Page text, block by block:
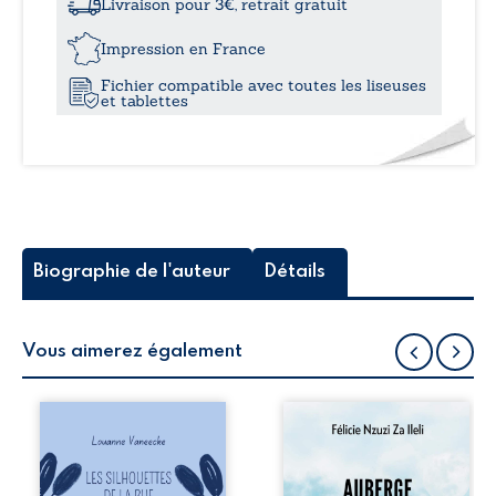
âme
de
mon
d'amour
Livraison pour 3€, retrait gratuit
Impression en France
Fichier compatible avec toutes les liseuses
et tablettes
Biographie de l'auteur Détails
Vous aimerez également
la rue donne la
parole à six
personnages
Auberge de la
récit-témoignage